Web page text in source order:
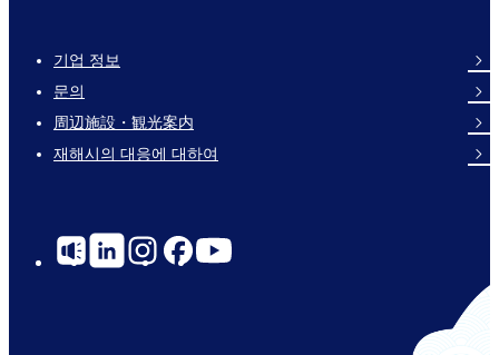
Footer
Links
기업 정보
문의
周辺施設・観光案内
재해시의 대응에 대하여
Social